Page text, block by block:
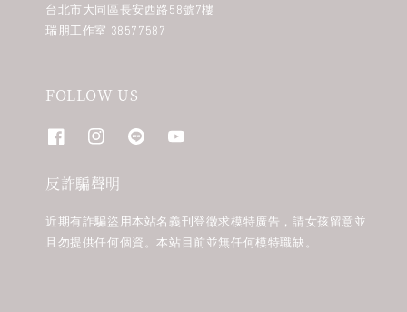
台北市大同區長安西路58號7樓
瑞朋工作室 38577587
FOLLOW US
反詐騙聲明
近期有詐騙盜用本站名義刊登徵求模特廣告，請女孩留意並
且勿提供任何個資。本站目前並無任何模特職缺。